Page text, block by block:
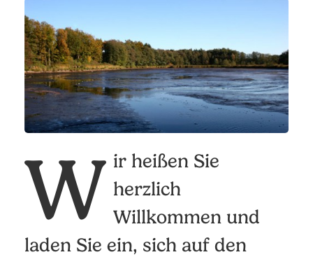
W ir heißen Sie
herzlich
Willkommen und
laden Sie ein, sich auf den